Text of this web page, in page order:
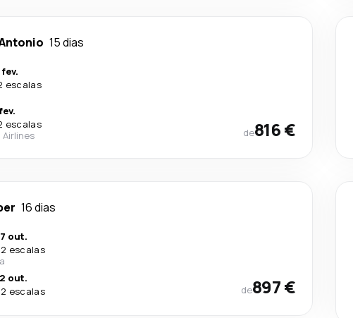
15 dias
escalas
escalas
Airlines
de816 €
16 dias
out.
2 escalas
out.
2 escalas de897 €